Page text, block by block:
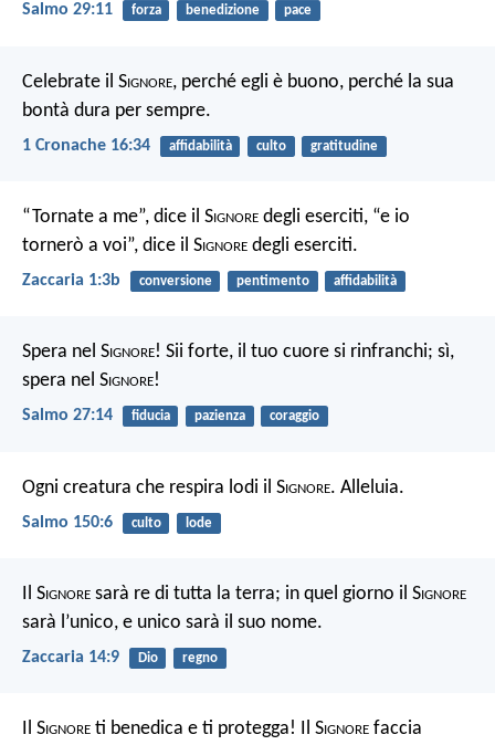
Salmo 29:11 forza benedizione pace
Celebrate il Signore, perché egli è buono, perché la sua
bontà dura per sempre.
1 Cronache 16:34 affidabilità culto gratitudine
“Tornate a me”, dice il Signore degli eserciti, “e io
tornerò a voi”, dice il Signore degli eserciti.
Zaccaria 1:3b conversione pentimento affidabilità
Spera nel Signore! Sii forte, il tuo cuore si rinfranchi; sì,
spera nel Signore!
Salmo 27:14 fiducia pazienza coraggio
Ogni creatura che respira lodi il Signore. Alleluia.
Salmo 150:6 culto lode
Il Signore sarà re di tutta la terra; in quel giorno il Signore
sarà l’unico, e unico sarà il suo nome.
Zaccaria 14:9 Dio regno
Il Signore ti benedica e ti protegga! Il Signore faccia